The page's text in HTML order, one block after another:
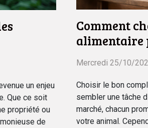
un enjeu
Que ce soit
propriété ou
de
Comment
alimentaire
Mercredi 25/10/
Choisir le bon
sembler une tâche
marché, chacun
votre animal.